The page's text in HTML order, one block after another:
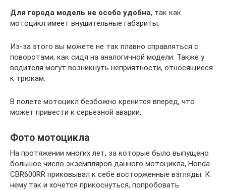
Для города модель не особо удобна, так как
мотоцикл имеет внушительные габариты.
Из-за этого вы можете не так плавно справляться с
поворотами, как сидя на аналогичной модели. Также у
водителя могут возникнуть неприятности, относящиеся
к трюкам.
В полете мотоцикл безбожно кренится вперед, что
может привести к серьезной аварии.
Фото мотоцикла
На протяжении многих лет, за которые было выпущено
большое число экземпляров данного мотоцикла, Honda
CBR600RR приковывал к себе восторженные взгляды. К
нему так и хочется прикоснуться, попробовать